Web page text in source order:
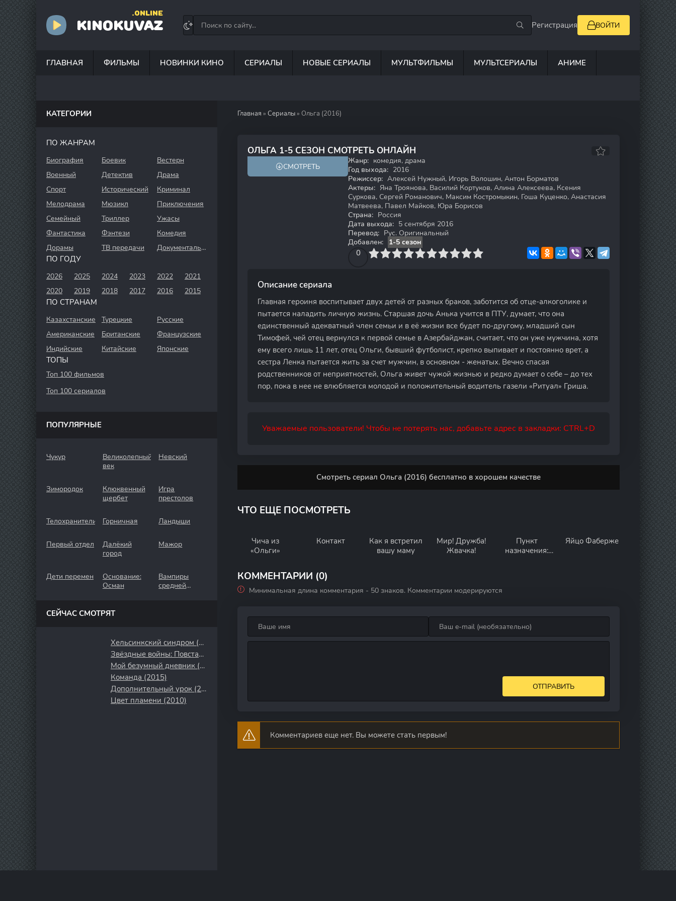
KINOKUVAZ
.ONLINE
Регистрация ВОЙТИ
ГЛАВНАЯ ФИЛЬМЫ НОВИНКИ КИНО СЕРИАЛЫ НОВЫЕ СЕРИАЛЫ МУЛЬТФИЛЬМЫ МУЛЬТСЕРИАЛЫ АНИМЕ
Главная » Сериалы » Ольга (2016)
ОЛЬГА 1-5 СЕЗОН СМОТРЕТЬ ОНЛАЙН
6.5 6.4
СМОТРЕТЬ
Жанр: комедия, драма
Год выхода: 2016
Режиссер: Алексей Нужный, Игорь Волошин, Антон Борматов
Актеры: Яна Троянова, Василий Кортуков, Алина Алексеева, Ксения
Суркова, Сергей Романович, Максим Костромыкин, Гоша Куценко, Анастасия
Матвеева, Павел Майков, Юра Борисов
Страна: Россия
Дата выхода: 5 сентября 2016
Перевод: Рус. Оригинальный
Добавлен:
1-5 сезон
0
4 6 7 8 9 10
Описание сериала
Главная героиня воспитывает двух детей от разных браков, заботится об отце-алкоголике и
пытается наладить личную жизнь. Старшая дочь Анька учится в ПТУ, думает, что она
единственный адекватный член семьи и в её жизни все будет по-другому, младший сын
Тимофей, чей отец вернулся к первой семье в Азербайджан, считает, что он уже мужчина, хотя
ему всего лишь 11 лет, отец Ольги, бывший футболист, крепко выпивает и постоянно врет, а
сестра Ленка пытается жить за счет мужчин, в основном - женатых. Вечно спасая
родственников от неприятностей, Ольга живет чужой жизнью и редко думает о себе – до тех
пор, пока в нее не влюбляется молодой и положительный водитель газели «Ритуал» Гриша.
Уважаемые пользователи! Чтобы не потерять нас, добавьте адрес в закладки: CTRL+D
Смотреть сериал Ольга (2016) бесплатно в хорошем качестве
ЧТО ЕЩЕ ПОСМОТРЕТЬ
Чича из
«Ольги»
Контакт
Как я встретил
вашу маму
Мир! Дружба!
Жвачка!
Пункт
назначения:
Яйцо Фаберже
КОММЕНТАРИИ (0)
Минимальная длина комментария - 50 знаков. Комментарии модерируются
ОТПРАВИТЬ
Комментариев еще нет. Вы можете стать первым!
КАТЕГОРИИ
ПО ЖАНРАМ
Биография Боевик
Вестерн
Военный
Детектив
Драма
Спорт
Исторический
Криминал
Мелодрама
Мюзикл
Приключения
Семейный
Триллер
Ужасы
Фантастика
Фэнтези
Комедия
Дорамы
ТВ передачи Документальный
ПО ГОДУ
2026 2025 2024 2023 2022
2021
2020
2019 2018 2017 2016 2015
ПО СТРАНАМ
Казахстанские Турецкие
Русские
Американские
Британские
Французские
Индийские
Китайские Японские
ТОПЫ
Топ 100 фильмов
Топ 100 сериалов
ПОПУЛЯРНЫЕ
Чукур
Великолепный
век
Невский
Зимородок
Клюквенный
щербет
Игра
престолов
Телохранители Горничная Ландыши
Первый отдел
Далёкий
город
Мажор
Дети перемен
Основание:
Осман
Вампиры
средней
СЕЙЧАС СМОТРЯТ
Хельсинкский синдром (2022)
Звёздные войны: Повстанцы (2014)
Мой безумный дневник (2013)
Команда (2015)
Дополнительный урок (2022)
Цвет пламени (2010)